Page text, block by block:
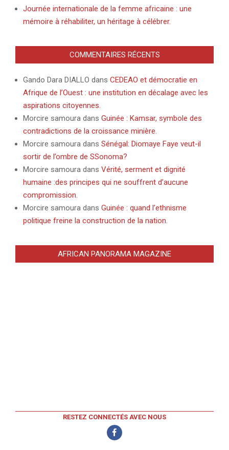
Journée internationale de la femme africaine : une
mémoire à réhabiliter, un héritage à célébrer.
COMMENTAIRES RÉCENTS
Gando Dara DIALLO dans CEDEAO et démocratie en
Afrique de l’Ouest : une institution en décalage avec les
aspirations citoyennes.
Morcire samoura dans Guinée : Kamsar, symbole des
contradictions de la croissance minière.
Morcire samoura dans Sénégal: Diomaye Faye veut-il
sortir de l’ombre de SSonoma?
Morcire samoura dans Vérité, serment et dignité
humaine :des principes qui ne souffrent d’aucune
compromission.
Morcire samoura dans Guinée : quand l’ethnisme
politique freine la construction de la nation.
AFRICAN PANORAMA MAGAZINE
RESTEZ CONNECTÉS AVEC NOUS